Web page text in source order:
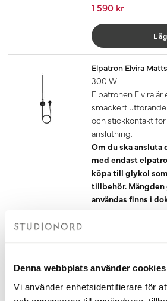
Denna webbplats använder cookies
Vi använder enhetsidentifierare för
1 590 kr
Elpatron Elvira
300 W
Elpatronen Elvira
smäckert
och stickkontakt
anslutning.
Om du ska
med endast
köpa till glykol
tillbehör.
användas finns i
fyllningsanvisning